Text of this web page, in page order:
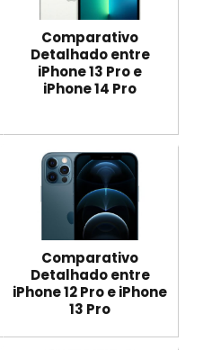
Comparativo
Detalhado entre
iPhone 13 Pro e
iPhone 14 Pro
Comparativo
Detalhado entre
iPhone 12 Pro e iPhone
13 Pro